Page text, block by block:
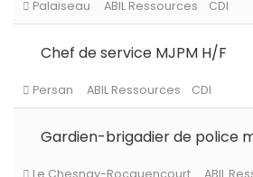
Chef de service MJPM H/F
Persan ABIL Ressources CDI
Gardien-brigadier de police